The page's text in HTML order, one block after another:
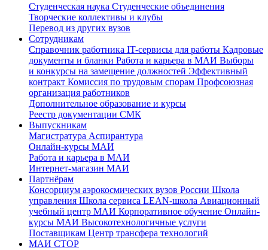
Студенческая наука Студенческие объединения
Творческие коллективы и клубы
Перевод из других вузов
Сотрудникам
Cправочник работника IT-сервисы для работы Кадровые
документы и бланки Работа и карьера в МАИ Выборы
и конкурсы на замещение должностей Эффективный
контракт Комиссия по трудовым спорам Профсоюзная
организация работников
Дополнительное образование и курсы
Реестр документации СМК
Выпускникам
Магистратура Аспирантура
Онлайн-курсы МАИ
Работа и карьера в МАИ
Интернет-магазин МАИ
Партнёрам
Консорциум аэрокосмических вузов России Школа
управления Школа сервиса LEAN-школа Авиационный
учебный центр МАИ Корпоративное обучение Онлайн-
курсы МАИ Высокотехнологичные услуги
Поставщикам Центр трансфера технологий
МАИ СТОР